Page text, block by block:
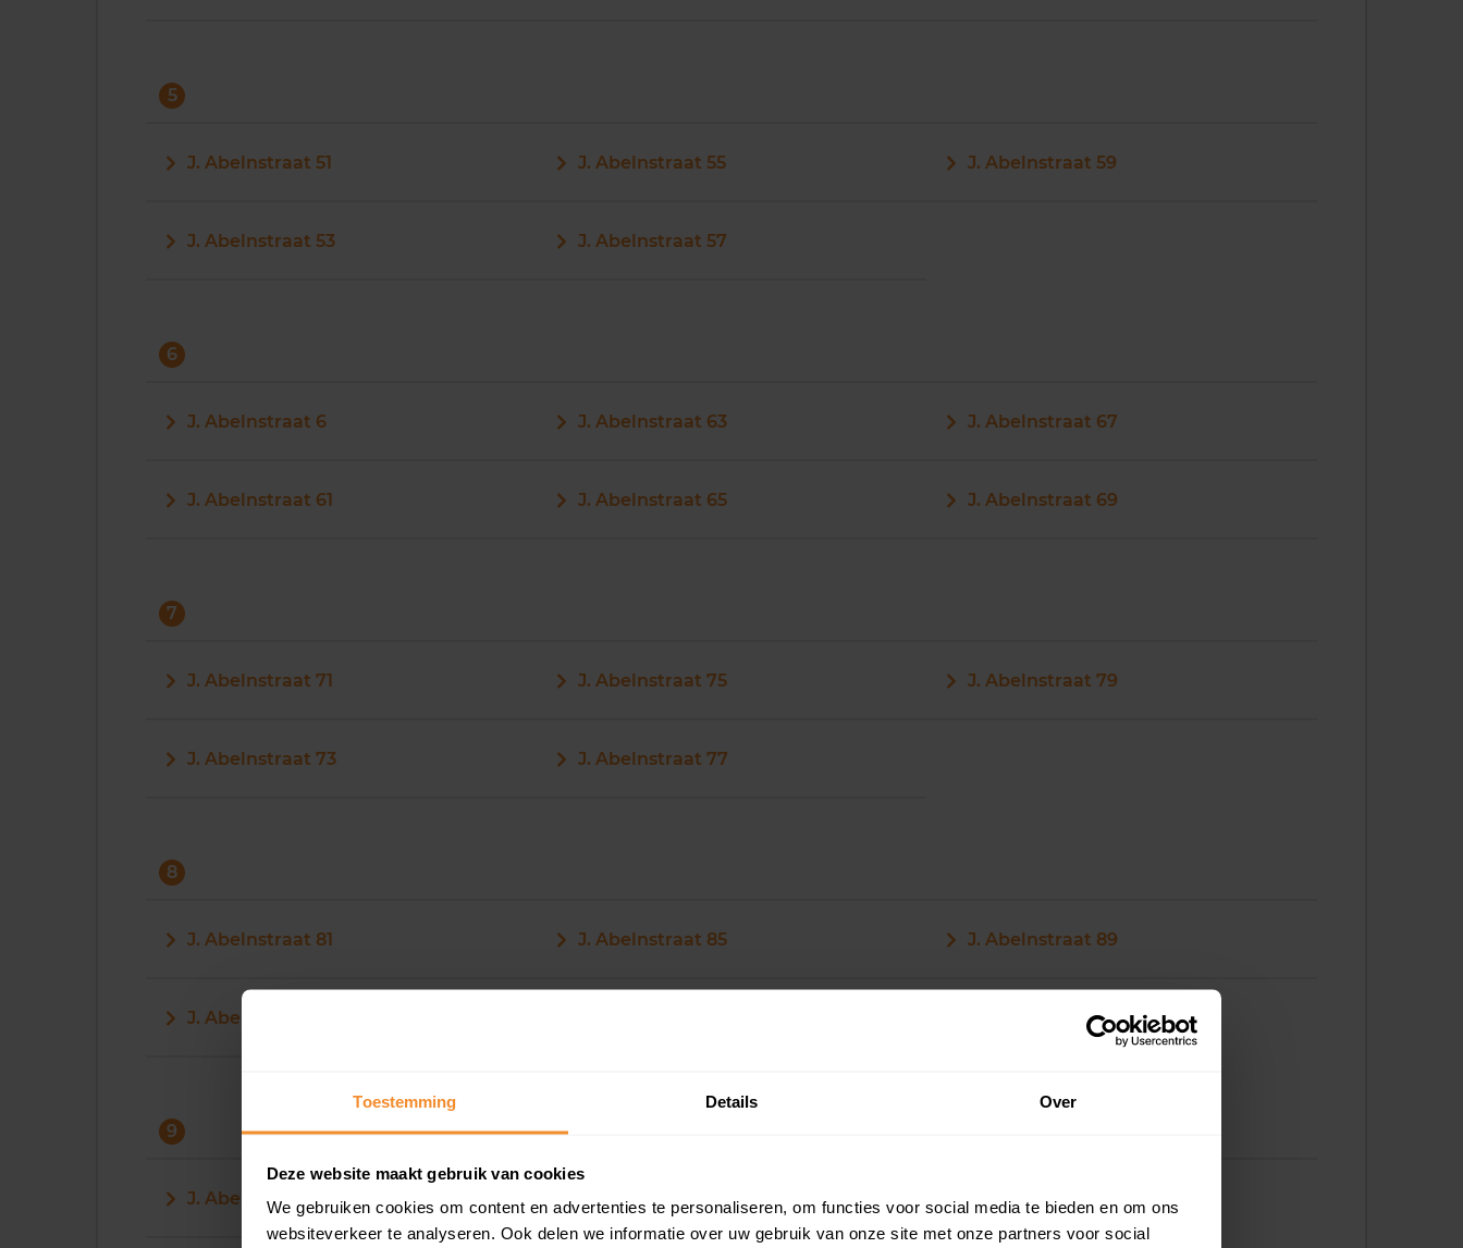
Toestemming Details Over
Deze website maakt gebruik van cookies
We gebruiken cookies om content en advertenties te personaliseren, om functies voor social media te bieden en om ons
websiteverkeer te analyseren. Ook delen we informatie over uw gebruik van onze site met onze partners voor social
5
J. Abelnstraat 51
J. Abelnstraat 53
J. Abelnstraat 55
J. Abelnstraat 57
J. Abelnstraat 59
6
J. Abelnstraat 6
J. Abelnstraat 61
J. Abelnstraat 63
J. Abelnstraat 65
J. Abelnstraat 67
J. Abelnstraat 69
7
J. Abelnstraat 71
J. Abelnstraat 73
J. Abelnstraat 75
J. Abelnstraat 77
J. Abelnstraat 79
8
J. Abelnstraat 81
J. Abelnstraat 83
J. Abelnstraat 85 J. Abelnstraat 89
9
J. Abelnstraat 91 J. Abelnstraat 93